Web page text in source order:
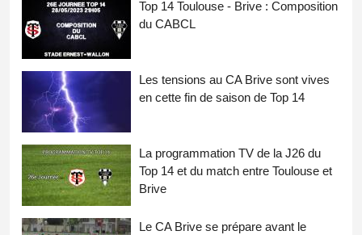
Top 14 Toulouse - Brive : Composition
du CABCL
Les tensions au CA Brive sont vives
en cette fin de saison de Top 14
La programmation TV de la J26 du
Top 14 et du match entre Toulouse et
Brive
Le CA Brive se prépare avant le